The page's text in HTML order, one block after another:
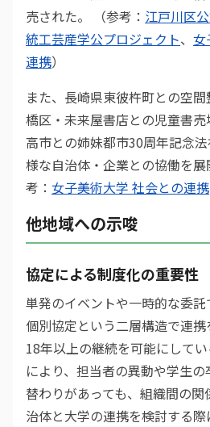
売された。 （参考： 江戸川区
統工芸産学公プロジェクト、 女
連携）
また、長崎県東彼杵町との空
橋区・未来屋書店との児童書
高市との姉妹都市30周年記念
様な自治体・企業との協働を
考： 女子美術大学 社会との連携
他地域への示唆
協定による制度化の重要性
単発のイベントや一時的な委
個別協定という二層構造で連携
18年以上の継続を可能にして
により、担当者の異動や学生
替わりがあっても、組織間の
治体と大学の連携を検討する